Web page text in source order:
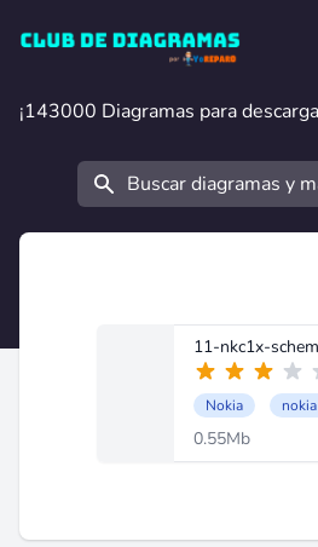
Club de Diagramas
¡143000 Diagramas para
¡143000 Diagramas para
Buscar
11-nkc1x-
Nokia
0.55Mb